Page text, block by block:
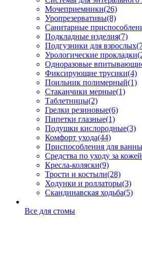
Мочеприемники(26)
Уропрезервативы(8)
Санитарные
Подкладные изделия(7)
Подгузники для взрослых
Урологические прокладки
Одноразовые
Фиксирующие трусики(4)
Поильник полимерный(1)
Стаканчики мерные(1)
Таблетницы(2)
Грелки резиновые(6)
Пипетки глазные(1)
Подушки кислородные(3)
Комфорт ухода(44)
Приспособления для ванны
Средства по уходу за кожей
Кресла-коляски(9)
Трости и костыли(28)
Ходунки и роллаторы(3)
Скандинавская ходьба(5)
Все для стомы